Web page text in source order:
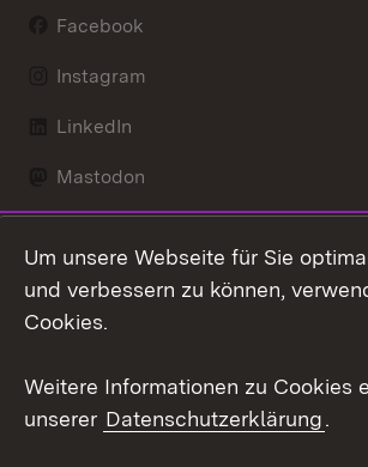
Facebook
Instagram
LinkedIn
Mastodon
X / Twitter
Youtube
Kontakt
Datenschutz
Um unsere Webseite für Sie
und verbessern zu können,
Cookies.
Weitere Informationen zu Cookies
unserer Datenschutzerklärung.